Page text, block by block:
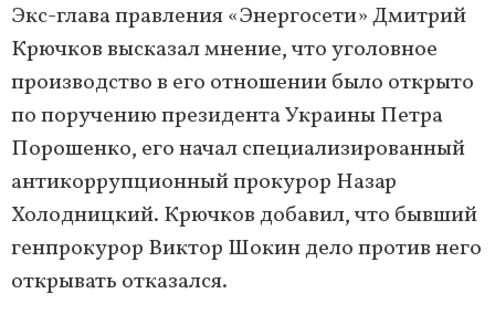
Экс-глава правления «Энергосети» Дмитрий
Крючков высказал мнение, что уголовное
производство в его отношении было открыто
по поручению президента Украины Петра
Порошенко, его начал специализированный
антикоррупционный прокурор Назар
Холодницкий. Крючков добавил, что бывший
генпрокурор Виктор Шокин дело против него
открывать отказался.